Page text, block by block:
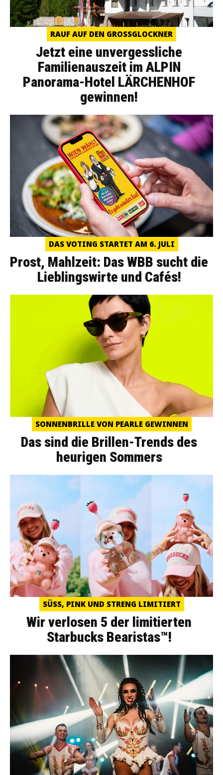
RAUF AUF DEN GROSSGLOCKNER
Jetzt eine unvergessliche
Familienauszeit im ALPIN
Panorama-Hotel LÄRCHENHOF
gewinnen!
DAS VOTING STARTET AM 6. JULI
Prost, Mahlzeit: Das WBB sucht die
Lieblingswirte und Cafés!
SONNENBRILLE VON PEARLE GEWINNEN
Das sind die Brillen-Trends des
heurigen Sommers
SÜSS, PINK UND STRENG LIMITIERT
Wir verlosen 5 der limitierten
Starbucks Bearistas™!